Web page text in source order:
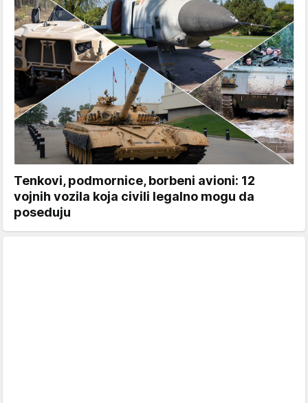
Tenkovi, podmornice, borbeni avioni: 12
vojnih vozila koja civili legalno mogu da
poseduju